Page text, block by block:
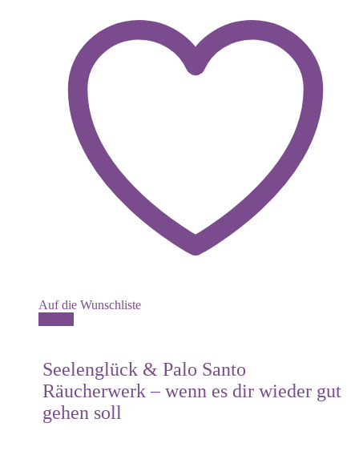
Auf die Wunschliste
Seelenglück & Palo Santo
Räucherwerk – wenn es dir wieder gut
gehen soll